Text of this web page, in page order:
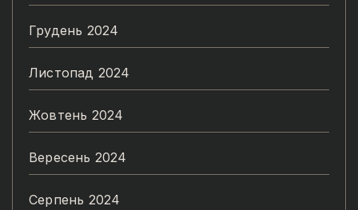
Грудень 2024
Листопад 2024
Жовтень 2024
Вересень 2024
Серпень 2024